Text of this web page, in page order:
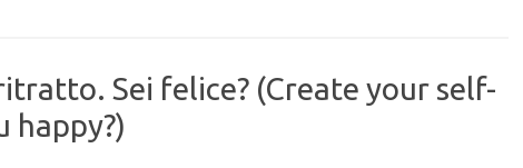
Sei felice? (Create your self-
happy?)